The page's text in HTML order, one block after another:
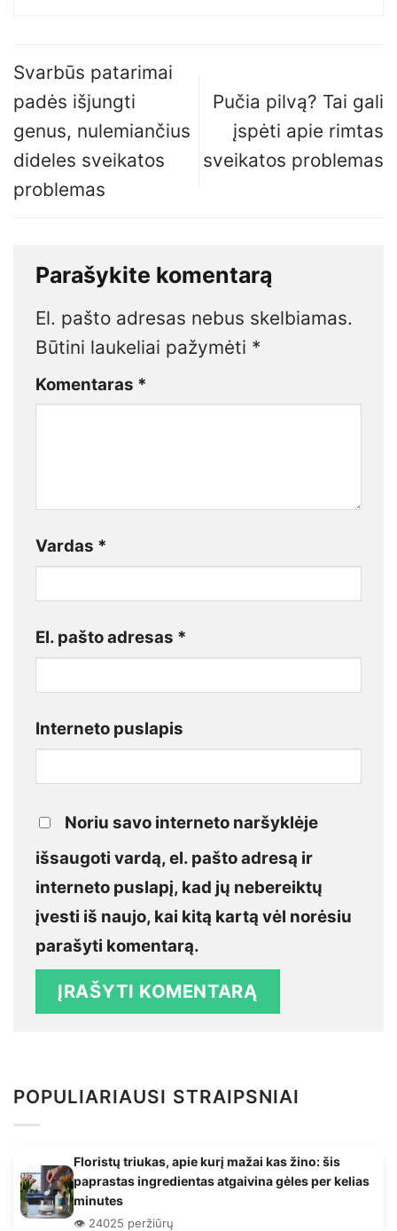
Svarbūs patarimai
padės išjungti
genus, nulemiančius
dideles sveikatos
problemas
Pučia pilvą? Tai gali
įspėti apie rimtas
sveikatos problemas
Parašykite komentarą
El. pašto adresas nebus skelbiamas.
Būtini laukeliai pažymėti *
Komentaras *
Vardas *
El. pašto adresas *
Interneto puslapis
Noriu savo interneto naršyklėje
išsaugoti vardą, el. pašto adresą ir
interneto puslapį, kad jų nebereiktų
įvesti iš naujo, kai kitą kartą vėl norėsiu
parašyti komentarą.
POPULIARIAUSI STRAIPSNIAI
Floristų triukas, apie kurį mažai kas žino: šis
paprastas ingredientas atgaivina gėles per kelias
minutes
👁️ 24025 peržiūrų